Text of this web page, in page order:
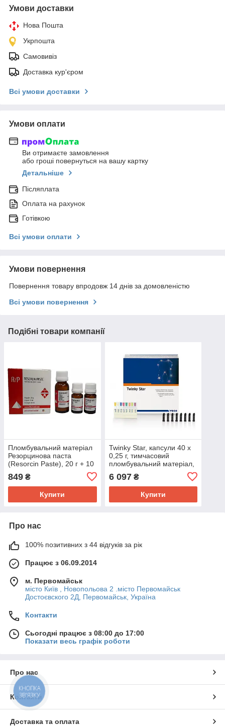
Умови доставки
Нова Пошта
Укрпошта
Самовивіз
Доставка кур'єром
Всі умови доставки
Умови оплати
Ви отримаєте замовлення
або гроші повернуться на вашу картку
Детальніше
Післяплата
Оплата на рахунок
Готівкою
Всі умови оплати
Умови повернення
Повернення товару впродовж 14 днів за домовленістю
Всі умови повернення
Подібні товари компанії
Пломбувальний матеріал
Резорцинова паста
(Resorcin Paste), 20 г + 10
849 ₴
Купити
Twinky Star, капсули 40 х
0,25 г, тимчасовий
пломбувальний матеріал,
6 097₴
Купити
Про нас
100% позитивних з 44 відгуків за рік
Працює з 06.09.2014
м. Первомайськ
місто Київ , Новопольова 2 .місто Первомайськ
Достоєвского 2Д, Первомайськ, Україна
Контакти
Сьогодні працює з 08:00 до 17:00
Показати весь графік роботи
Про нас
Контакти
Доставка та оплата
КНОПКА
ЗВ'ЯЗКУ